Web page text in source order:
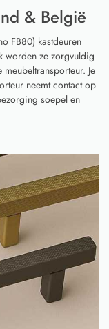
& België
FB80) kastdeuren
worden ze zorgvuldig
Je
neemt contact op
soepel en